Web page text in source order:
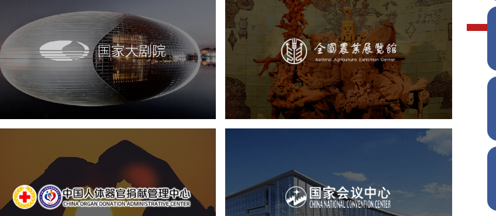
国家大剧院
文化艺术 剧院 智慧展馆 展馆网站建设
农业展览馆
文化艺术 展馆网站建设
博物馆展厅设计
数字博物馆建设
展厅空间设计
企业展厅设计
公司展厅设计
北京展厅设计 产品展厅设计
中国人体器官捐献管理中心 国家会议中心